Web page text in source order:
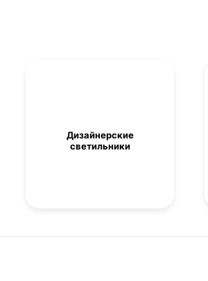
Дизайнерские
светильники